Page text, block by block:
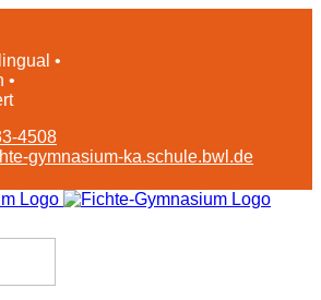
•
•
4508
gymnasium-ka.schule.bwl.de